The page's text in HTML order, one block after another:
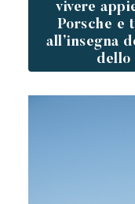
vivere
Porsche e
all’insegna
dello